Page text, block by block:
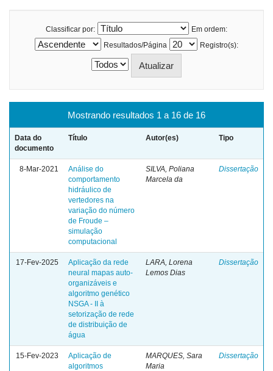
Classificar por:
Em ordem:
Resultados/Página
Registro(s):
Mostrando resultados 1 a 16 de 16
Data do
documento
Título Autor(es) Tipo
8-Mar-2021
Análise do
comportamento
hidráulico de
vertedores na
variação do número
de Froude –
simulação
computacional
SILVA, Poliana
Marcela da
Dissertação
17-Fev-2025
Aplicação da rede
neural mapas auto-
organizáveis e
algoritmo genético
NSGA - II à
setorização de rede
de distribuição de
água
LARA, Lorena
Lemos Dias
Dissertação
15-Fev-2023
Aplicação de
algoritmos
MARQUES, Sara
Maria
Dissertação